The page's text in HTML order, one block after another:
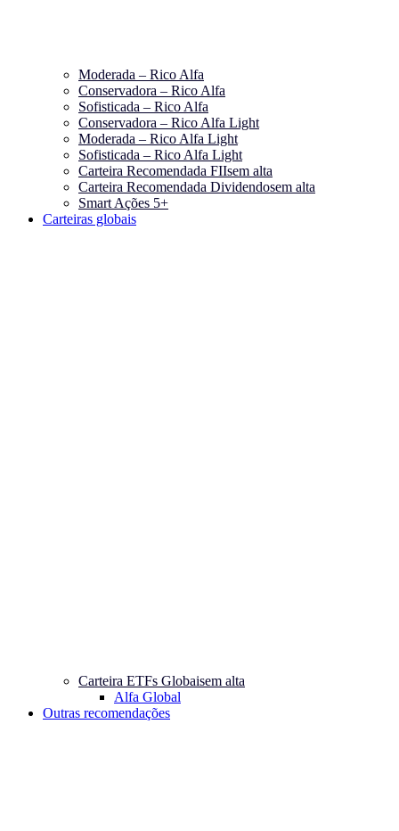
Moderada – Rico Alfa
Conservadora – Rico Alfa
Sofisticada – Rico Alfa
Conservadora – Rico Alfa Light
Moderada – Rico Alfa Light
Sofisticada – Rico Alfa Light
Carteira Recomendada FIIsem alta
Carteira Recomendada Dividendosem alta
Smart Ações 5+
Carteiras globais
Carteira ETFs Globaisem alta
Alfa Global
Outras recomendações